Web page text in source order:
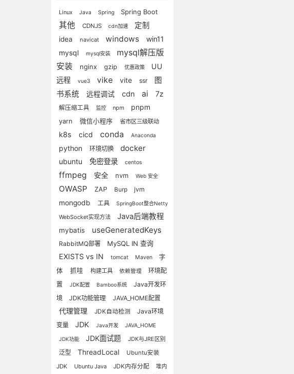
Linux Java Spring Spring Boot
其他 CDNJS cdn加速 定制
idea navicat windows
win11
mysql
mysql安装
mysql解压版
安装
nginx gzip 优惠政策
UU
远程
vue3 vike vite ssr
图
书系统
远程调试 cdn ai 7z
解压缩工具 监控 npm pnpm
yarn 微信小程序 省市区三级联动
k8s cicd conda Anaconda
python 环境切换 docker
ubuntu 免密登录 centos
ffmpeg 安全 nvm Web 安全
OWASP ZAP Burp jvm
mongodb 工具 SpringBoot整合Netty
WebSocket实现方法 Java后端教程
mybatis useGeneratedKeys
RabbitMQ部署 MySQL IN 查询
EXISTS vs IN tomcat Maven
字
体
抓哇 构建工具 依赖管理
环境配
置
JDK配置 Bamboo系统
Java开发环
境
JDK功能管理 JAVA_HOME配置
代理管理 JDK自动检测
Java环境
变量
JDK Java开发 JAVA_HOME
JDK功能 JDK面试题 JDK与JRE区别
泛型 ThreadLocal
Ubuntu安装
JDK
Ubuntu Java JDK内存分配 堆内